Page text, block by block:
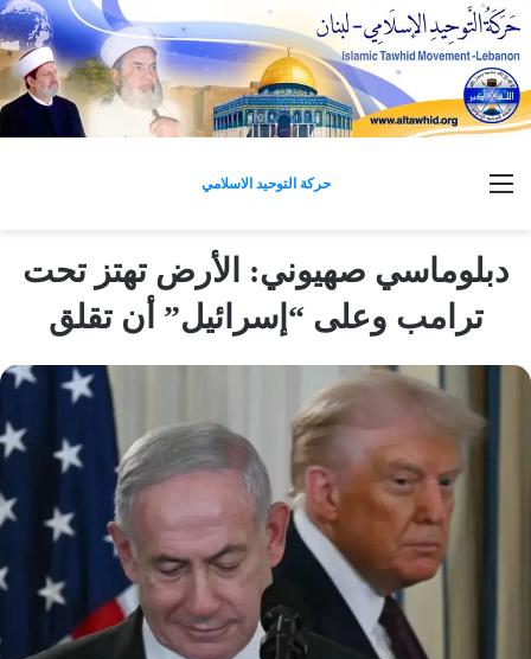
حركة التوحيد الاسلامي القائمة
دبلوماسي صهيوني: الأرض تهتز تحت
ترامب وعلى “إسرائيل” أن تقلق